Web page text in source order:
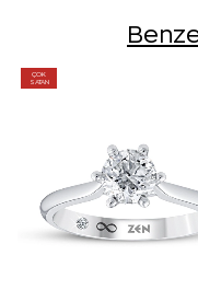
ÇOK
SATAN